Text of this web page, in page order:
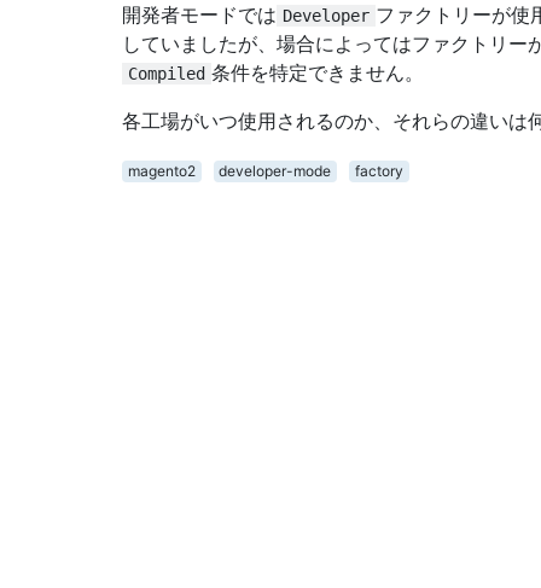
開発者モードでは Developer ファクトリーが使
していましたが、場合によってはファクトリー
Compiled 条件を特定できません。
各工場がいつ使用されるのか、それらの違いは
magento2 developer-mode factory